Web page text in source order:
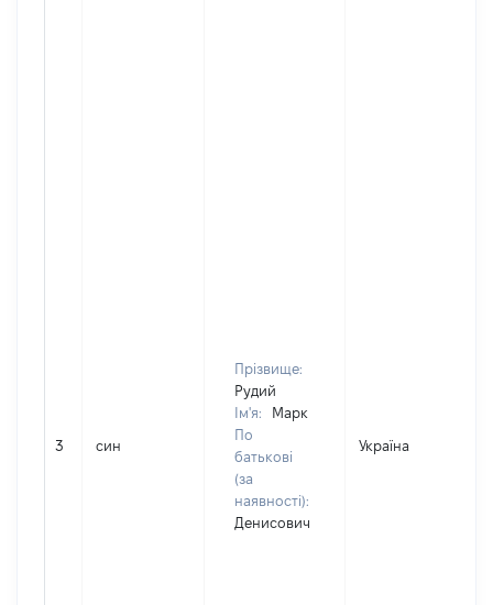
3 син
Прізвище:
Рудий
Ім'я:
Марк
По
батькові
(за
наявності):
Денисович
Україна